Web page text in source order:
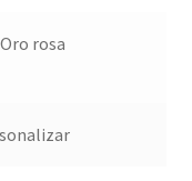
rosa